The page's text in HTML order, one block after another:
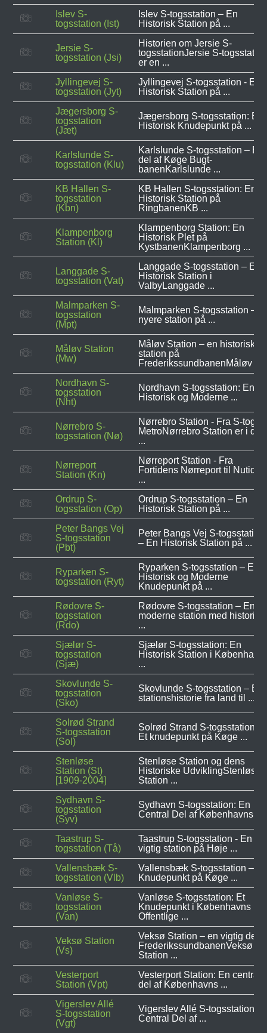
Islev S-
togsstation (Ist)
Islev S-togsstation – En
Historisk Station på ...
Jersie S-
togsstation (Jsi)
Historien om Jersie S-
togsstationJersie S-
er en ...
Jyllingevej S-
togsstation (Jyt)
Jyllingevej S-togsstation - En
Historisk Station på ...
Jægersborg S-
togsstation
(Jæt)
Jægersborg S-togsstation: Et
Historisk Knudepunkt på ...
Karlslunde S-
togsstation (Klu)
Karlslunde S-togsstation – En
del af Køge Bugt-
banenKarlslunde ...
KB Hallen S-
togsstation
(Kbn)
KB Hallen S-togsstation: En
Historisk Station på
RingbanenKB ...
Klampenborg
Station (Kl)
Klampenborg Station: En
Historisk Plet på
KystbanenKlampenborg ...
Langgade S-
togsstation (Vat)
Langgade S-togsstation – En
Historisk Station i
ValbyLanggade ...
Malmparken S-
togsstation
(Mpt)
Malmparken S-togsstation –
nyere station på ...
Måløv Station
(Mw)
Måløv Station – en historisk
station på
FrederikssundbanenMåløv ...
Nordhavn S-
togsstation
(Nht)
Nordhavn S-togsstation: En
Historisk og Moderne ...
Nørrebro S-
togsstation (Nø)
Nørrebro Station - Fra S-tog til
MetroNørrebro Station er i dag
...
Nørreport
Station (Kn)
Nørreport Station - Fra
Fortidens Nørreport til
...
Ordrup S-
togsstation (Op)
Ordrup S-togsstation – En
Historisk Station på ...
Peter Bangs Vej
S-togsstation
(Pbt)
Peter Bangs Vej S-togsstation
– En Historisk Station på ...
Ryparken S-
togsstation (Ryt)
Ryparken S-togsstation – Et
Historisk og Moderne
Knudepunkt på ...
Rødovre S-
togsstation
(Rdo)
Rødovre S-togsstation – En
moderne station med
...
Sjælør S-
togsstation
(Sjæ)
Sjælør S-togsstation: En
Historisk Station i
...
Skovlunde S-
togsstation
(Sko)
Skovlunde S-togsstation – En
stationshistorie fra land til ...
Solrød Strand
S-togsstation
(Sol)
Solrød Strand S-togsstation –
Et knudepunkt på Køge ...
Stenløse
Station (St)
[1909-2004]
Stenløse Station og dens
Historiske UdviklingStenløse
Station ...
Sydhavn S-
togsstation
(Syv)
Sydhavn S-togsstation: En
Central Del af Københavns ...
Taastrup S-
togsstation (Tå)
Taastrup S-togsstation - En
vigtig station på Høje ...
Vallensbæk S-
togsstation (Vlb)
Vallensbæk S-togsstation – Et
Knudepunkt på Køge ...
Vanløse S-
togsstation
(Van)
Vanløse S-togsstation: Et
Knudepunkt i Københavns
Offentlige ...
Veksø Station
(Vs)
Veksø Station – en vigtig del
FrederikssundbanenVeksø
Station ...
Vesterport
Station (Vpt)
Vesterport Station: En central
del af Københavns ...
Vigerslev Allé
S-togsstation
(Vgt)
Vigerslev Allé S-togsstation:
Central Del af ...